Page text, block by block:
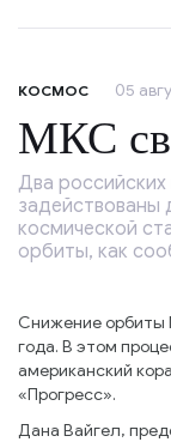
КОСМОС 05
МКС
Два
космической
орбиты, как
Снижение орбиты
года. В этом
американский
«Прогресс».
Дана Вайгел,